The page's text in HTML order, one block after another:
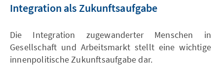
Integration als Zukunftsaufgabe
Die Integration zugewanderter Menschen in
Gesellschaft und Arbeitsmarkt stellt eine wichtige
innenpolitische Zukunftsaufgabe dar.